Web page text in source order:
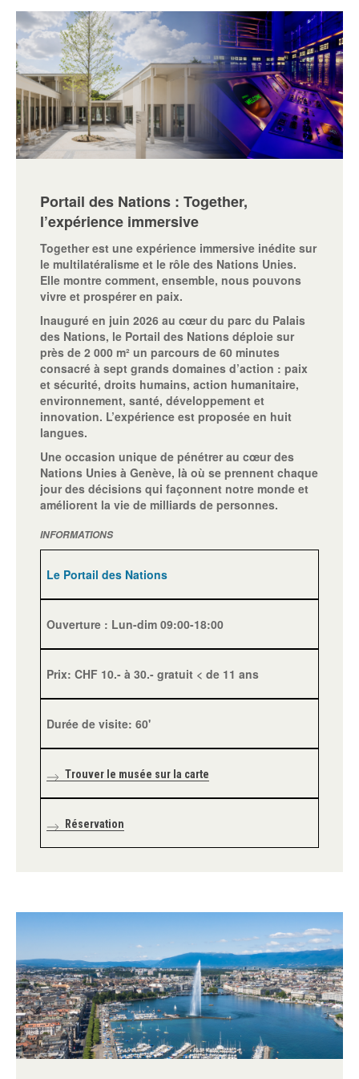
Portail des Nations : Together,
l’expérience immersive
Together est une expérience immersive inédite sur
le multilatéralisme et le rôle des Nations Unies.
Elle montre comment, ensemble, nous pouvons
vivre et prospérer en paix.
Inauguré en juin 2026 au cœur du parc du Palais
des Nations, le Portail des Nations déploie sur
près de 2 000 m² un parcours de 60 minutes
consacré à sept grands domaines d’action : paix
et sécurité, droits humains, action humanitaire,
environnement, santé, développement et
innovation. L’expérience est proposée en huit
langues.
Une occasion unique de pénétrer au cœur des
Nations Unies à Genève, là où se prennent chaque
jour des décisions qui façonnent notre monde et
améliorent la vie de milliards de personnes.
INFORMATIONS
Le Portail des Nations
Ouverture : Lun-dim 09:00-18:00
Prix: CHF 10.- à 30.- gratuit < de 11 ans
Durée de visite: 60'
Trouver le musée sur la carte
Réservation